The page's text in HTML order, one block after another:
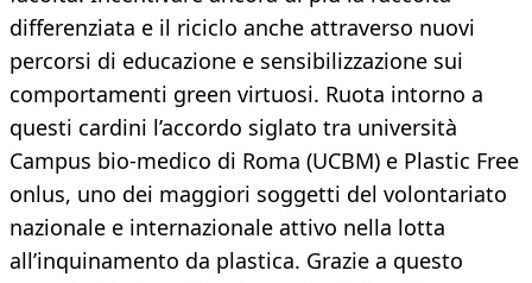
differenziata e il riciclo anche attraverso nuovi
percorsi di educazione e sensibilizzazione sui
comportamenti green virtuosi. Ruota intorno a
questi cardini l’accordo siglato tra università
Campus bio-medico di Roma (UCBM) e Plastic Free
onlus, uno dei maggiori soggetti del volontariato
nazionale e internazionale attivo nella lotta
all’inquinamento da plastica. Grazie a questo